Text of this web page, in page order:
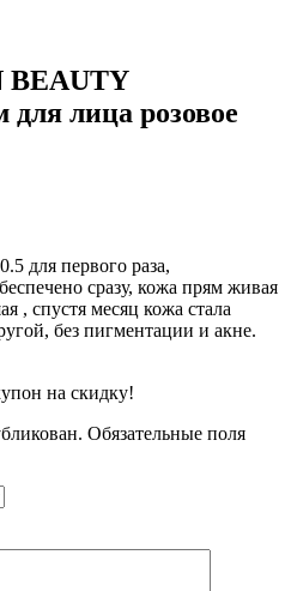
BEAUTY
лица розовое
для первого раза,
сразу, кожа прям живая
, спустя месяц кожа стала
без пигментации и акне.
на скидку!
Обязательные поля